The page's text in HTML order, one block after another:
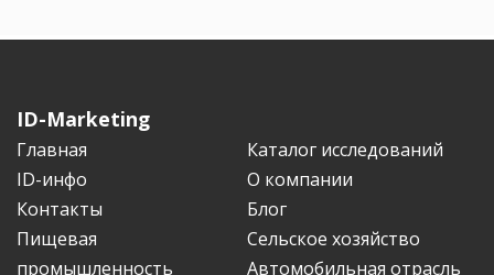
ID-Marketing
Главная
Каталог исследований
ID-инфо
О компании
Контакты
Блог
Пищевая
промышленность
Сельское хозяйство
Автомобильная отрасль